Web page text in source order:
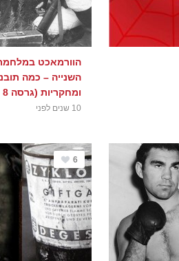
הוורמאכט
השנייה – כמה
ומחקריות (גרסה 8 , 2020 )
10 שנים לפני
6